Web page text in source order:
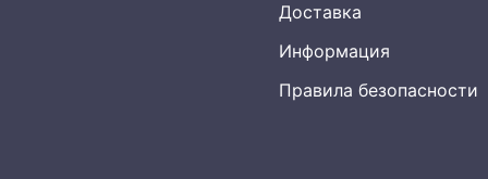
Доставка
Информация
Правила безопасности